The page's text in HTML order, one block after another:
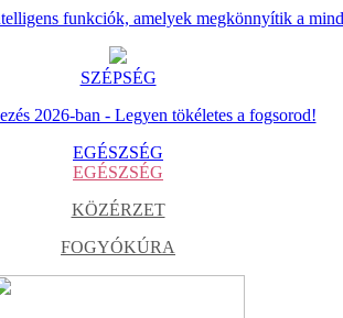
funkciók, amelyek megkönnyítik a
SZÉPSÉG
2026-ban - Legyen tökéletes a fogsorod!
EGÉSZSÉG
EGÉSZSÉG
KÖZÉRZET
FOGYÓKÚRA